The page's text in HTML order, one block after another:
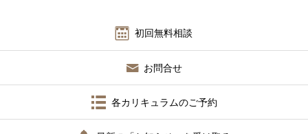
初回無料相談
お問合せ
各カリキュラムのご予約